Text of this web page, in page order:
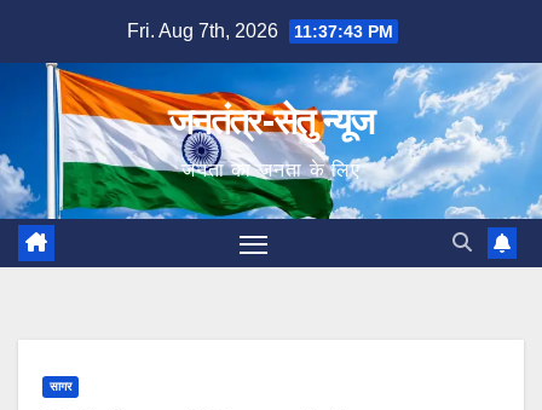
content
Fri. Aug 7th, 2026 11:37:44 PM
जनतंत्र-सेतु न्यूज
जनता का जनता के लिए
सागर